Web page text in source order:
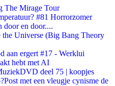
The Mirage Tour
#81 Horrorzomer
door en door....
Universe (Big Bang Theory
aan ergert #17 - Werklui
hebt met AI
deel 75 | koopjes
met een vleugje cynisme de